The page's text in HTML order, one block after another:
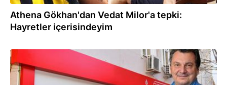
Athena Gökhan'dan Vedat Milor'a tepki:
Hayretler içerisindeyim